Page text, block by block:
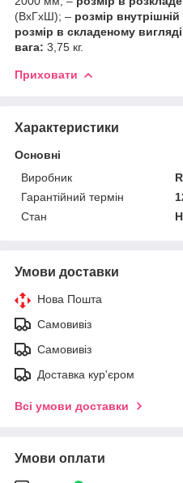
(ВхГхШ); – розмір внутрішній
розмір в складеному
вага: 3,75 кг.
Приховати
Характеристики
Основні
Виробник
Гарантійний термін
Стан
Умови доставки
Нова Пошта
Самовивіз
Самовивіз
Доставка кур'єром
Всі умови доставки
Умови оплати